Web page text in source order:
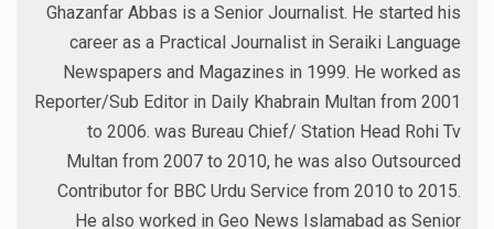
Ghazanfar Abbas is a Senior Journalist. He started his
career as a Practical Journalist in Seraiki Language
Newspapers and Magazines in 1999. He worked as
Reporter/Sub Editor in Daily Khabrain Multan from 2001
to 2006. was Bureau Chief/ Station Head Rohi Tv
Multan from 2007 to 2010, he was also Outsourced
Contributor for BBC Urdu Service from 2010 to 2015.
He also worked in Geo News Islamabad as Senior